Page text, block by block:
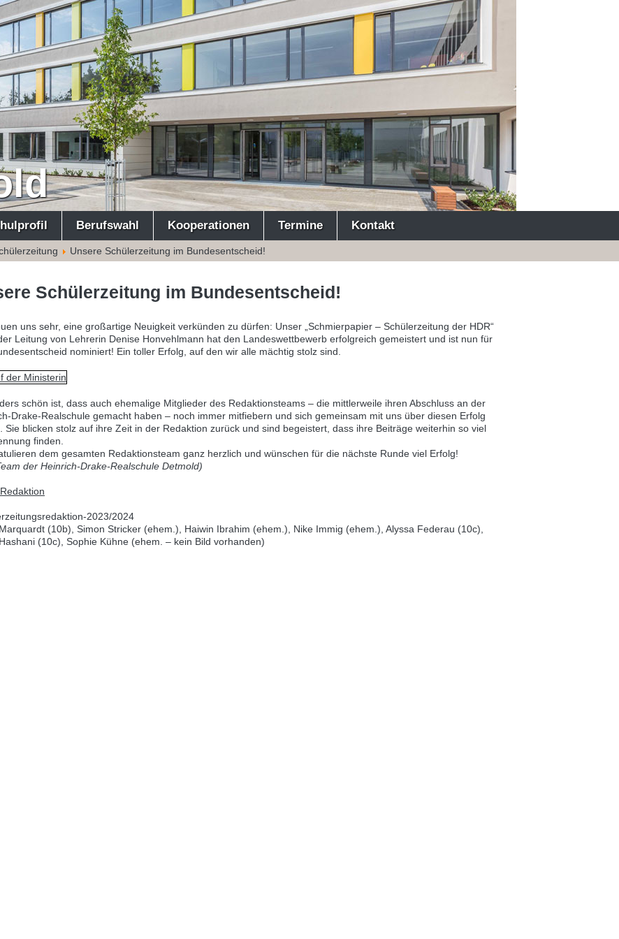
Berufswahl Kooperationen Termine Kontakt
Unsere Schülerzeitung im Bundesentscheid!
Schülerzeitung im Bundesentscheid!
uns sehr, eine großartige Neuigkeit verkünden zu dürfen: Unser „Schmierpapier – Schülerzeitung der HDR“
Leitung von Lehrerin Denise Honvehlmann hat den Landeswettbewerb erfolgreich gemeistert und ist nun für
nominiert! Ein toller Erfolg, auf den wir alle mächtig stolz sind.
schön ist, dass auch ehemalige Mitglieder des Redaktionsteams – die mittlerweile ihren Abschluss an der
Drake-Realschule gemacht haben – noch immer mitfiebern und sich gemeinsam mit uns über diesen Erfolg
Sie blicken stolz auf ihre Zeit in der Redaktion zurück und sind begeistert, dass ihre Beiträge weiterhin so viel
finden.
dem gesamten Redaktionsteam ganz herzlich und wünschen für die nächste Runde viel Erfolg!
der Heinrich-Drake-Realschule Detmold)
2023/2024
(10b), Simon Stricker (ehem.), Haiwin Ibrahim (ehem.), Nike Immig (ehem.), Alyssa Federau (10c),
(10c), Sophie Kühne (ehem. – kein Bild vorhanden)